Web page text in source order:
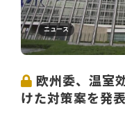
ニュース
欧州委、温室
けた対策案を発表